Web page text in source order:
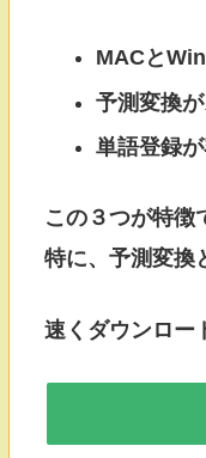
MACと
予測変換
単語登録
この３つが特徴
特に、予測変換
速くダウンロー